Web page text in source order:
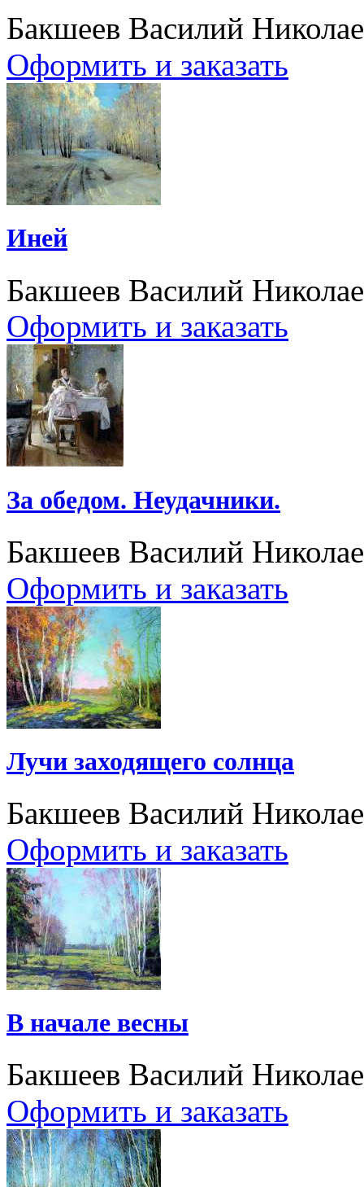
Бакшеев Василий
Оформить и заказать
Иней
Бакшеев Василий
Оформить и заказать
За обедом. Неудачники.
Бакшеев Василий
Оформить и заказать
Лучи заходящего солнца
Бакшеев Василий
Оформить и заказать
В начале весны
Бакшеев Василий
Оформить и заказать